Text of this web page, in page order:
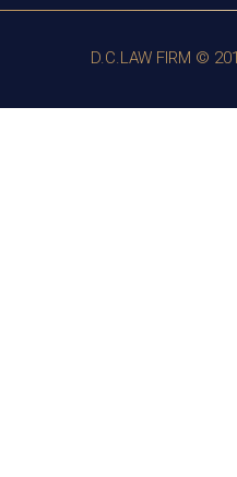
D.C.LAW FIRM ©